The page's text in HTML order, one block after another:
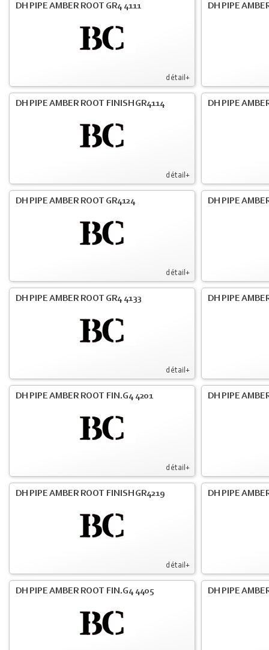
détail+
DH PIPE AMBER ROOT GR4 4111 DH PIPE
détail+
DH PIPE AMBER ROOT FINISH GR4114 DH PIPE
détail+
DH PIPE AMBER ROOT GR4124 DH PIPE
détail+
DH PIPE AMBER ROOT GR4 4133 DH PIPE
détail+
DH PIPE AMBER ROOT FIN.G4 4201 DH PIPE
détail+
DH PIPE AMBER ROOT FINISH GR4219 DH PIPE
DH PIPE AMBER ROOT FIN.G4 4405 DH PIPE